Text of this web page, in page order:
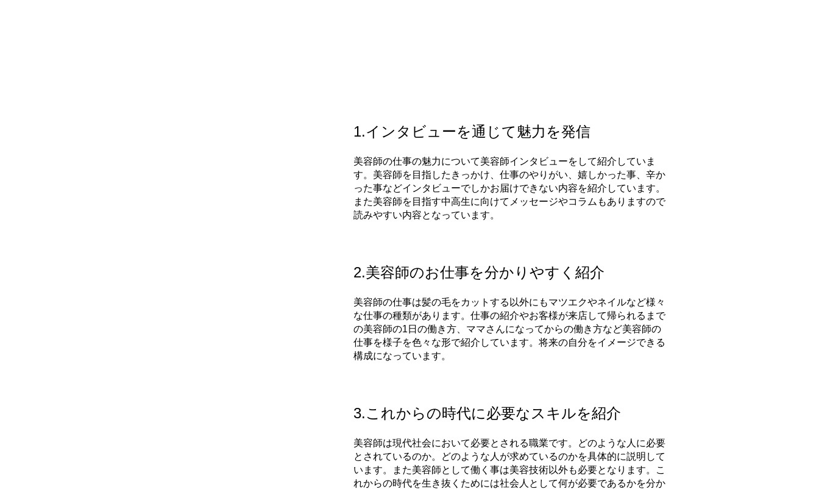
1.インタビューを通じて魅力を発信
美容師の仕事の魅力について美容師インタビューをして紹介していま
す。美容師を目指したきっかけ、仕事のやりがい、嬉しかった事、辛か
った事などインタビューでしかお届けできない内容を紹介しています。
また美容師を目指す中高生に向けてメッセージやコラムもありますので
読みやすい内容となっています。
2.美容師のお仕事を分かりやすく紹介
美容師の仕事は髪の毛をカットする以外にもマツエクやネイルなど様々
な仕事の種類があります。仕事の紹介やお客様が来店して帰られるまで
の美容師の1日の働き方、ママさんになってからの働き方など美容師の
仕事を様子を色々な形で紹介しています。将来の自分をイメージできる
構成になっています。
3.これからの時代に必要なスキルを紹介
​美容師は現代社会において必要とされる職業です。どのような人に必要
とされているのか。どのような人が求めているのかを具体的に説明して
います。また美容師として働く事は美容技術以外も必要となります。 こ
れからの時代を生き抜くためには社会人として何が必要であるかを分か